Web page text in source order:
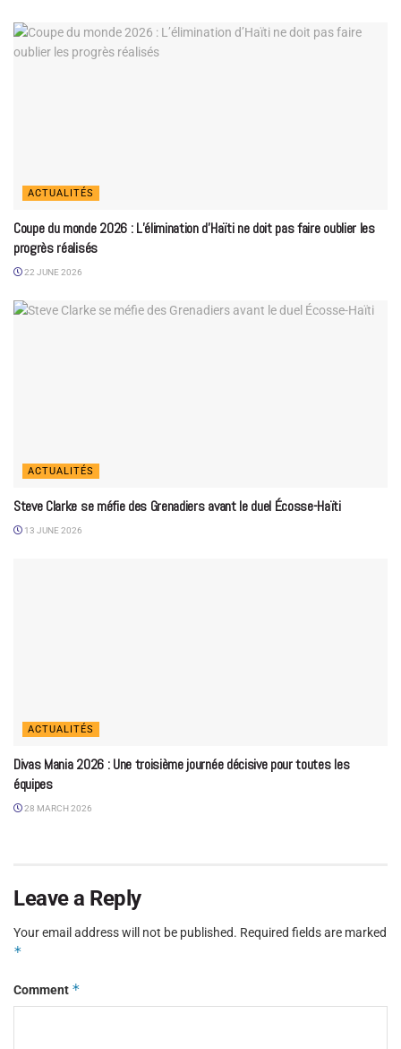
ACTUALITÉS
Coupe du monde 2026 : L’élimination d’Haïti ne doit pas faire oublier les
progrès réalisés
22 JUNE 2026
ACTUALITÉS
Steve Clarke se méfie des Grenadiers avant le duel Écosse-Haïti
13 JUNE 2026
ACTUALITÉS
Divas Mania 2026 : Une troisième journée décisive pour toutes les
équipes
28 MARCH 2026
Leave a Reply
Your email address will not be published. Required fields are marked
*
Comment *